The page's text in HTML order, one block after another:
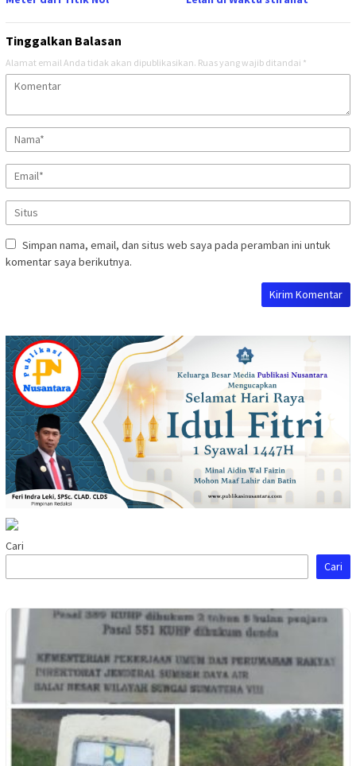
Tinggalkan Balasan
Alamat email Anda tidak akan dipublikasikan. Ruas yang wajib ditandai *
Simpan nama, email, dan situs web saya pada peramban ini untuk
komentar saya berikutnya.
Cari
Cari